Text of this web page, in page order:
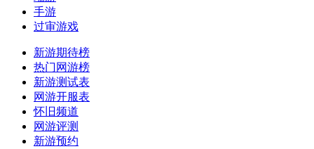
手游
过审游戏
新游期待榜
热门网游榜
新游测试表
网游开服表
怀旧频道
网游评测
新游预约